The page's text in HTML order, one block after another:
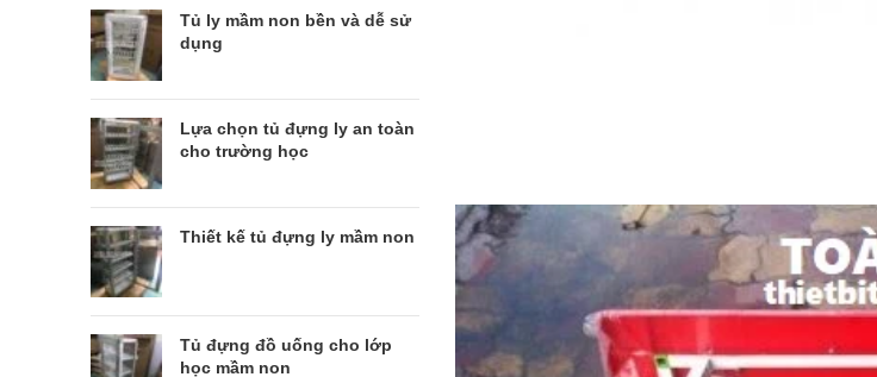
Tủ ly mầm non bền và dễ sử
dụng
Lựa chọn tủ đựng ly an toàn
cho trường học
Thiết kế tủ đựng ly mầm non
Tủ đựng đồ uống cho lớp
học mầm non